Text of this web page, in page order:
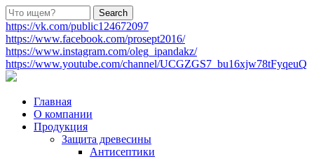
https://vk.com/public124672097
https://www.facebook.com/prosept2016/
https://www.instagram.com/oleg_ipandakz/
https://www.youtube.com/channel/UCGZGS7_bu16xjw78tFyqeuQ
Главная
О компании
Продукция
Защита древесины
Антисептики